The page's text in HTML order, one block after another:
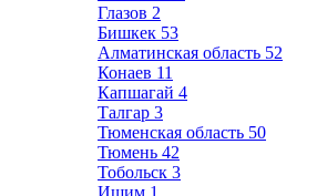
Глазов 2
Бишкек 53
Алматинская область 52
Конаев 11
Капшагай 4
Талгар 3
Тюменская область 50
Тюмень 42
Тобольск 3
Ишим 1